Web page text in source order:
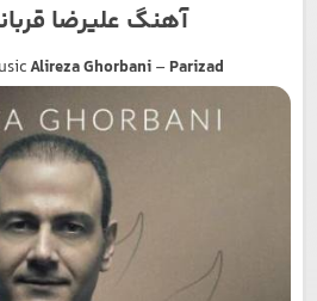
آهنگ علیرضا
Alireza Ghorbani– Parizad